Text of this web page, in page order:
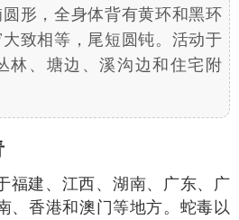
形，全身体背有黄环和黑环
致相等，尾短圆钝。活动于
林、塘边、溪沟边和住宅附
福建、江西、湖南、广东、广
、香港和澳门等地方。蛇毒以